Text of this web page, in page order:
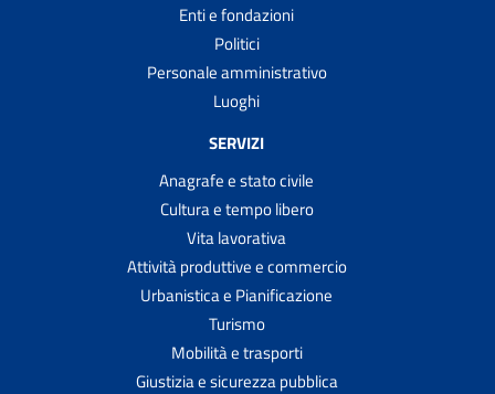
Enti e fondazioni
Politici
Personale amministrativo
Luoghi
SERVIZI
Anagrafe e stato civile
Cultura e tempo libero
Vita lavorativa
Attività produttive e commercio
Urbanistica e Pianificazione
Turismo
Mobilità e trasporti
Giustizia e sicurezza pubblica